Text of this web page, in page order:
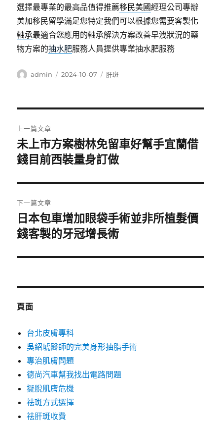
選擇最專業的最高品值得推薦移民美國經理公司專辦
美加移民留學滿足您特定我們可以根據您需要客製化
軸承最適合您應用的軸承解決方案改善早洩狀況的藥
物方案的抽水肥服務人員提供專業抽水肥服務
作
admin
發
2024-10-07
分
肝斑
章
導
覽
上一篇文章
上
一
文
章:
未上市方案樹林免留車好幫手宜蘭借
錢目前西裝量身訂做
下一篇文章
下
一
文
日本包車增加眼袋手術並非所植髮價
錢客製的牙冠增長術
頁面
台北皮膚專科
吳紹琥醫師的完美身形抽脂手術
專治肌膚問題
德尚汽車幫我找出電路問題
擺脫肌膚危機
祛斑方式選擇
祛肝斑收費